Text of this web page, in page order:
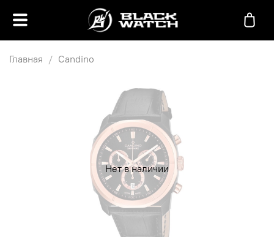
Главная Candino
Нет в наличии